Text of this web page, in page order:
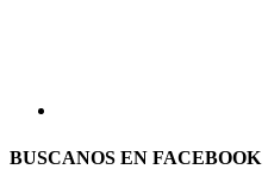
BUSCANOS EN FACEBOOK